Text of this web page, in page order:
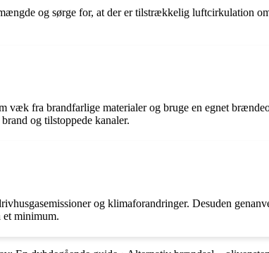
og sørge for, at der er tilstrækkelig luftcirkulation
fra brandfarlige materialer og bruge en egnet
og tilstoppede kanaler.
og klimaforandringer. Desuden
et minimum.